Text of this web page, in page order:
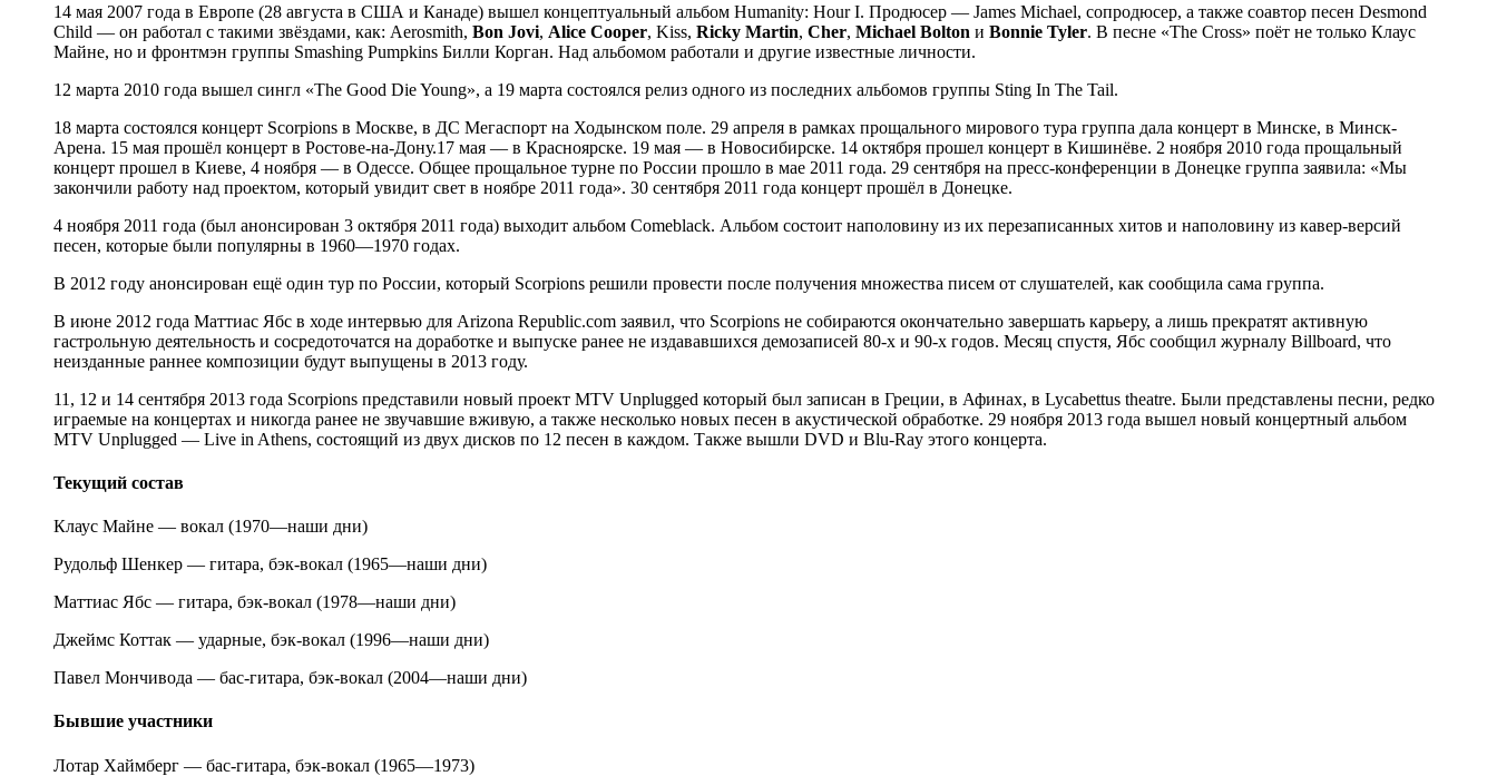
14 мая 2007 года в Европе (28 августа в США и Канаде) вышел концептуальный альбом Humanity: Hour I. Продюсер — James Michael, сопродюсер, а также соавтор песен Desmond
Child — он работал с такими звёздами, как: Aerosmith, Bon Jovi, Alice Cooper, Kiss, Ricky Martin, Cher, Michael Bolton и Bonnie Tyler. В песне «The Cross» поёт не только Клаус
Майне, но и фронтмэн группы Smashing Pumpkins Билли Корган. Над альбомом работали и другие известные личности.
12 марта 2010 года вышел сингл «The Good Die Young», а 19 марта состоялся релиз одного из последних альбомов группы Sting In The Tail.
18 марта состоялся концерт Scorpions в Москве, в ДС Мегаспорт на Ходынском поле. 29 апреля в рамках прощального мирового тура группа дала концерт в Минске, в Минск-
Арена. 15 мая прошёл концерт в Ростове-на-Дону.17 мая — в Красноярске. 19 мая — в Новосибирске. 14 октября прошел концерт в Кишинёве. 2 ноября 2010 года прощальный
концерт прошел в Киеве, 4 ноября ― в Одессе. Общее прощальное турне по России прошло в мае 2011 года. 29 сентября на пресс-конференции в Донецке группа заявила: «Мы
закончили работу над проектом, который увидит свет в ноябре 2011 года». 30 сентября 2011 года концерт прошёл в Донецке.
4 ноября 2011 года (был анонсирован 3 октября 2011 года) выходит альбом Comeblack. Альбом состоит наполовину из их перезаписанных хитов и наполовину из кавер-версий
песен, которые были популярны в 1960—1970 годах.
В 2012 году анонсирован ещё один тур по России, который Scorpions решили провести после получения множества писем от слушателей, как сообщила сама группа.
В июне 2012 года Маттиас Ябс в ходе интервью для Arizona Republic.com заявил, что Scorpions не собираются окончательно завершать карьеру, а лишь прекратят активную
гастрольную деятельность и сосредоточатся на доработке и выпуске ранее не издававшихся демозаписей 80-х и 90-х годов. Месяц спустя, Ябс сообщил журналу Billboard, что
неизданные раннее композиции будут выпущены в 2013 году.
11, 12 и 14 сентября 2013 года Scorpions представили новый проект MTV Unplugged который был записан в Греции, в Афинах, в Lycabettus theatre. Были представлены песни, редко
играемые на концертах и никогда ранее не звучавшие вживую, а также несколько новых песен в акустической обработке. 29 ноября 2013 года вышел новый концертный альбом
MTV Unplugged — Live in Athens, состоящий из двух дисков по 12 песен в каждом. Также вышли DVD и Blu-Ray этого концерта.
Текущий состав
Клаус Майне — вокал (1970—наши дни)
Рудольф Шенкер — гитара, бэк-вокал (1965—наши дни)
Маттиас Ябс — гитара, бэк-вокал (1978—наши дни)
Джеймс Коттак — ударные, бэк-вокал (1996—наши дни)
Павел Мончивода — бас-гитара, бэк-вокал (2004—наши дни)
Бывшие участники
Лотар Хаймберг — бас-гитара, бэк-вокал (1965—1973)